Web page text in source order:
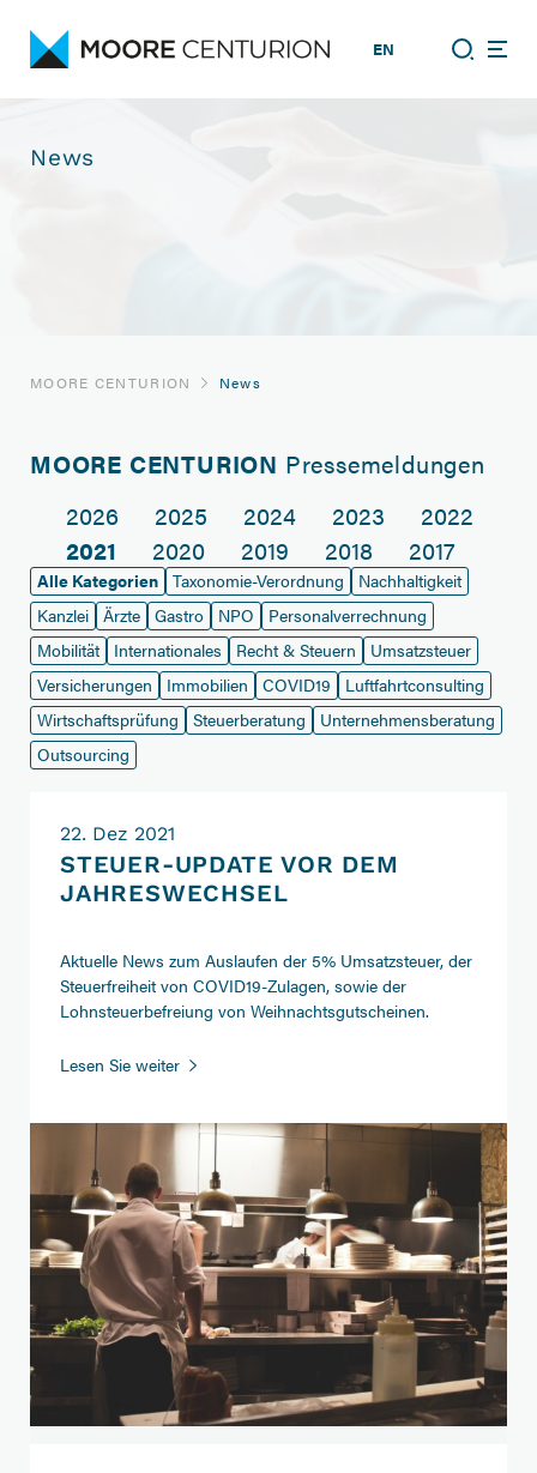
EN
News
MOORE CENTURION News
MOORE CENTURION Pressemeldungen
2026
2025 2024 2023
2022
2021
2020 2019 2018 2017
Alle Kategorien Taxonomie-Verordnung
Nachhaltigkeit
Kanzlei Ärzte Gastro NPO
Personalverrechnung
Mobilität
Internationales Recht & Steuern
Umsatzsteuer
Versicherungen
Immobilien COVID19
Luftfahrtconsulting
Wirtschaftsprüfung
Steuerberatung
Unternehmensberatung
Outsourcing
22. Dez 2021
STEUER-UPDATE VOR DEM
JAHRESWECHSEL
Aktuelle News zum Auslaufen der 5% Umsatzsteuer, der
Steuerfreiheit von COVID19-Zulagen, sowie der
Lohnsteuerbefreiung von Weihnachtsgutscheinen.
Lesen Sie weiterSteuer-
dem
Jahreswechsel